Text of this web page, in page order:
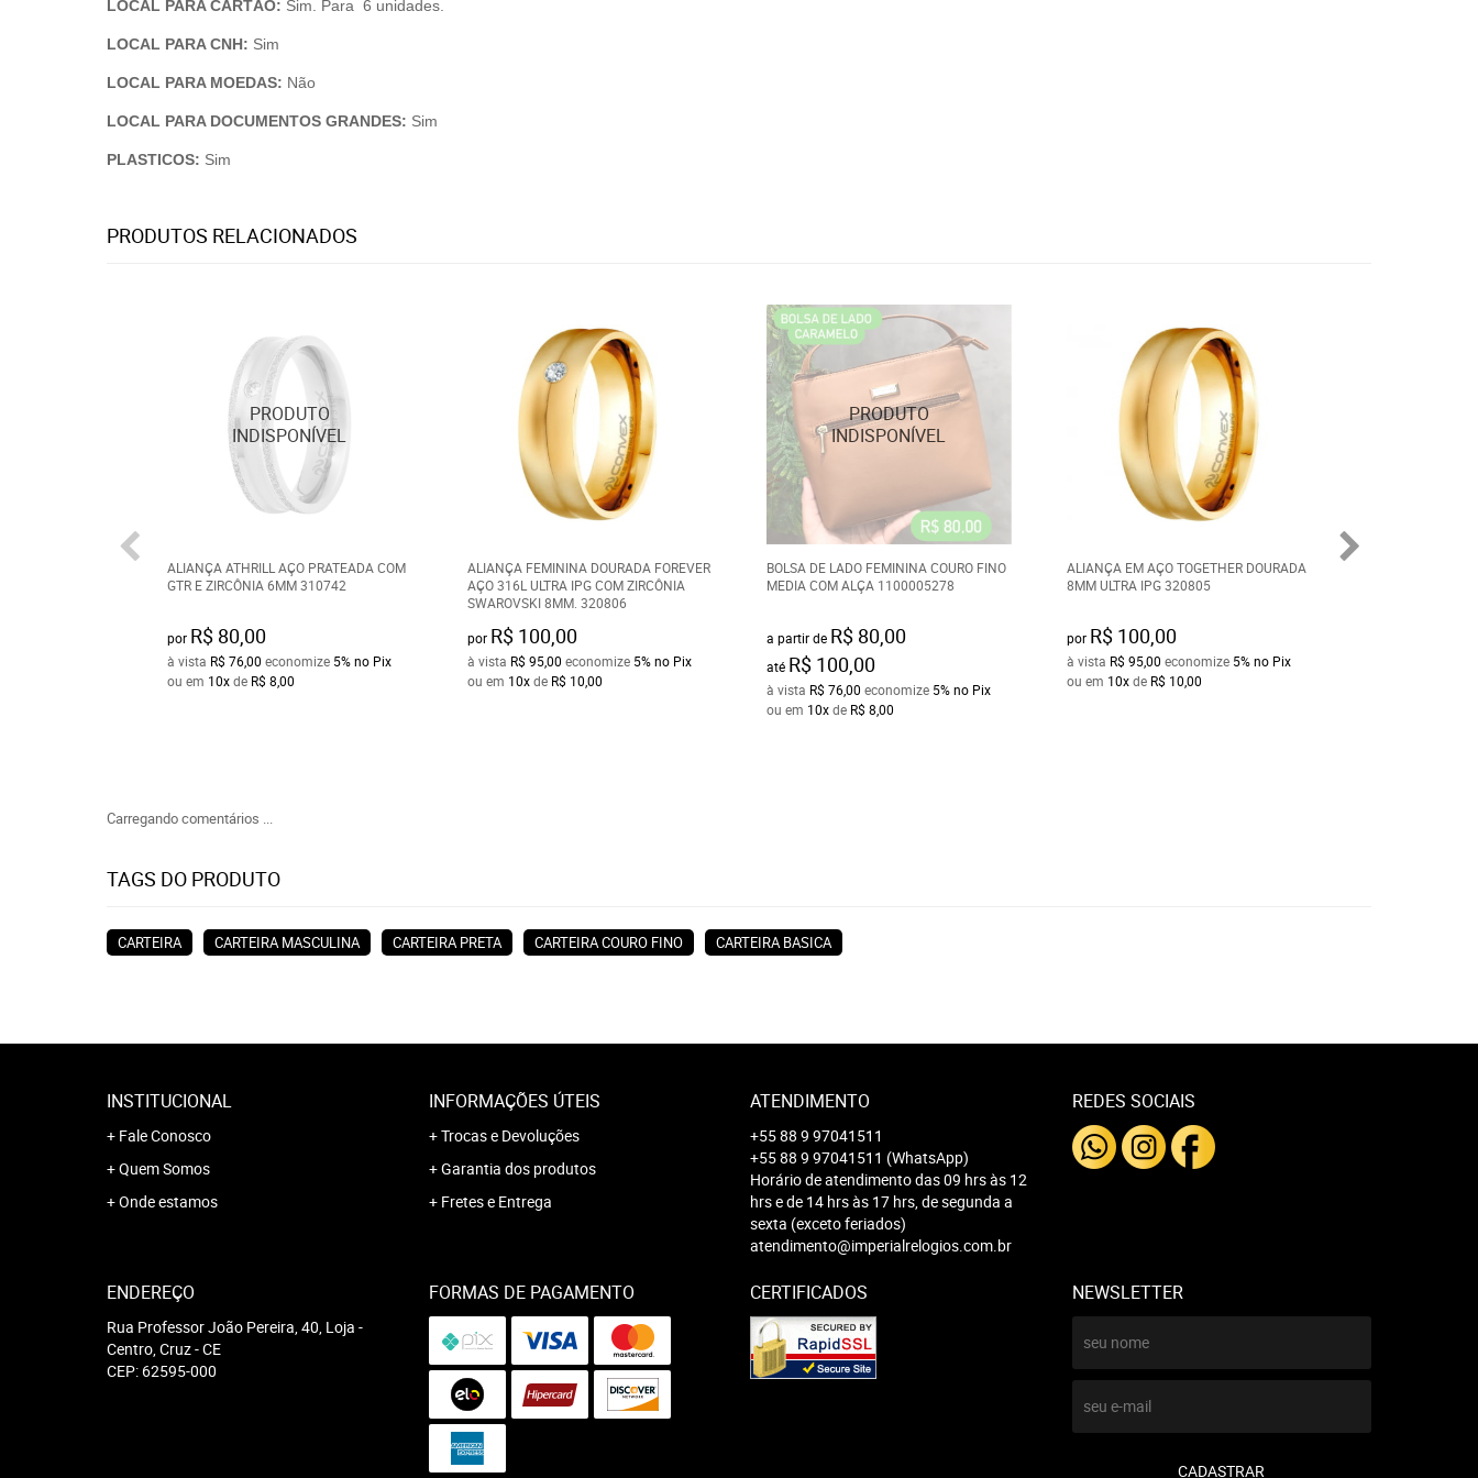
LOCAL PARA CARTÃO: Sim. Para 6 unidades.
LOCAL PARA CNH: Sim
LOCAL PARA MOEDAS: Não
LOCAL PARA DOCUMENTOS GRANDES: Sim
PLASTICOS: Sim
PRODUTOS RELACIONADOS
ALIANÇA ATHRILL AÇO PRATEADA COM
GTR E ZIRCÔNIA 6MM 310742
por R$ 80,00
à vista R$ 76,00 economize 5%no Pix
ou em 10xde R$ 8,00
ALIANÇA FEMININA DOURADA FOREVER
AÇO 316L ULTRA IPG COM ZIRCÔNIA
SWAROVSKI 8MM. 320806
por R$ 100,00
à vista R$ 95,00 economize 5% no Pix
ou em 10xde R$ 10,00
BOLSA DE LADO FEMININA COURO FINO
MEDIA COM ALÇA 1100005278
a partir de R$ 80,00
até R$ 100,00
à vista R$ 76,00 economize 5%no Pix
ou em 10xde R$ 8,00
ALIANÇA EM AÇO TOGETHER DOURADA
8MM ULTRA IPG 320805
por R$ 100,00
à vista R$ 95,00 economize 5% no Pix
ou em 10xde R$ 10,00
Carregando comentários ...
TAGS DO PRODUTO
CARTEIRA CARTEIRA MASCULINA CARTEIRA PRETA CARTEIRA COURO FINO CARTEIRA BASICA
INSTITUCIONAL
Fale Conosco
Quem Somos
Onde estamos
INFORMAÇÕES ÚTEIS
Trocas e Devoluções
Garantia dos produtos
Fretes e Entrega
ATENDIMENTO
+55 88 9 97041511
+55 88 9 97041511 (WhatsApp)
Horário de atendimento das 09 hrs às 12
hrs e de 14 hrs às 17 hrs, de segunda a
sexta (exceto feriados)
atendimento@imperialrelogios.com.br
REDES SOCIAIS
ENDEREÇO
Rua Professor João Pereira, 40, Loja -
Centro, Cruz-CE
CEP: 62595-000
FORMAS DE PAGAMENTO CERTIFICADOS NEWSLETTER
CADASTRAR